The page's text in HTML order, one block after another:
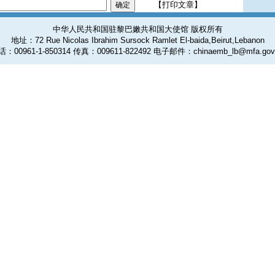
【打印文章】
中华人民共和国驻黎巴嫩共和国大使馆 版权所有
地址：72 Rue Nicolas Ibrahim Sursock Ramlet El-baida,Beirut,Lebanon
：00961-1-850314 传真：009611-822492 电子邮件：